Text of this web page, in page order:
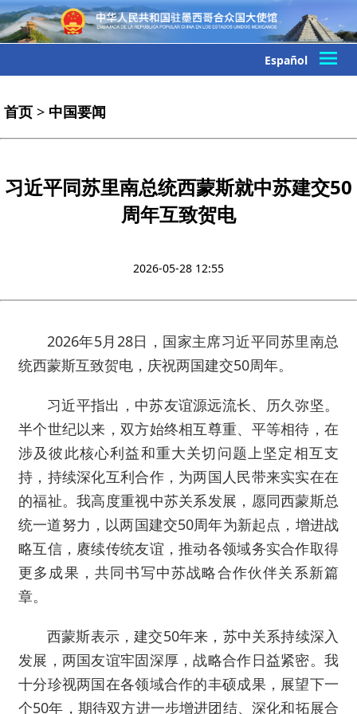
Español
首页 > 中国要闻
习近平同苏里南总统西蒙斯就中苏建交50
周年互致贺电
2026-05-28 12:55
2026年5月28日，国家主席习近平同苏里南总
统西蒙斯互致贺电，庆祝两国建交50周年。
习近平指出，中苏友谊源远流长、历久弥坚。
半个世纪以来，双方始终相互尊重、平等相待，在
涉及彼此核心利益和重大关切问题上坚定相互支
持，持续深化互利合作，为两国人民带来实实在在
的福祉。我高度重视中苏关系发展，愿同西蒙斯总
统一道努力，以两国建交50周年为新起点，增进战
略互信，赓续传统友谊，推动各领域务实合作取得
更多成果，共同书写中苏战略合作伙伴关系新篇
章。
西蒙斯表示，建交50年来，苏中关系持续深入
发展，两国友谊牢固深厚，战略合作日益紧密。我
十分珍视两国在各领域合作的丰硕成果，展望下一
个50年，期待双方进一步增进团结、深化和拓展合